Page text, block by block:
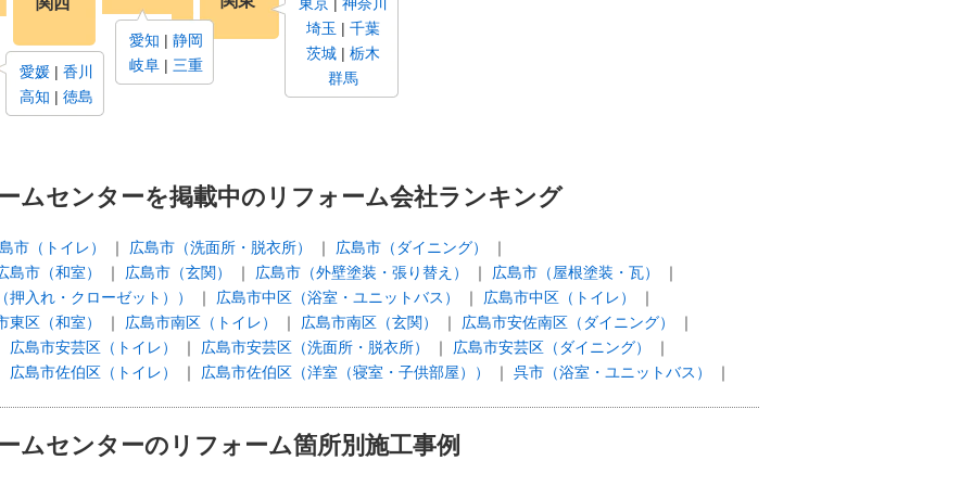
埼玉
千葉
茨城
栃木
群馬
愛知
静岡
岐阜
三重
愛媛
香川
高知
徳島
ムセンターを掲載中のリフォーム会社ランキング
市（トイレ） 広島市（洗面所・脱衣所）
広島市（ダイニング）
島市（和室）
広島市（玄関） 広島市（外壁塗装・張り替え）
広島市（屋根塗装・瓦）
押入れ・クローゼット））
広島市中区（浴室・ユニットバス）
広島市中区（トイレ）
東区（和室）
広島市南区（トイレ） 広島市南区（玄関）
広島市安佐南区（ダイニング）
広島市安芸区（トイレ）
広島市安芸区（洗面所・脱衣所）
広島市安芸区（ダイニング）
広島市佐伯区（トイレ）
広島市佐伯区（洋室（寝室・子供部屋）） 呉市（浴室・ユニットバス）
ムセンターのリフォーム箇所別施工事例